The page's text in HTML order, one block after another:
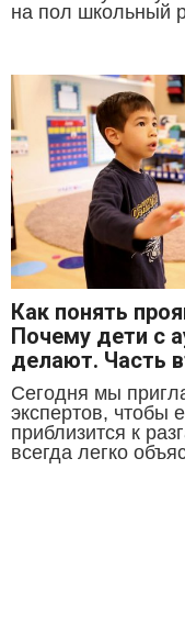
на пол школьный
Как понять
Почему дети с
делают. Часть
Сегодня мы
экспертов, чтобы
приблизится к
всегда легко